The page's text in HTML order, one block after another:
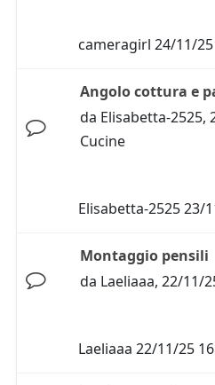
cameragirl 24/11/
Angolo cottura e
da Elisabetta-2525,
Cucine
Elisabetta-252523/
Montaggio pensili
da Laeliaaa, 22/11/
Laeliaaa 22/11/25